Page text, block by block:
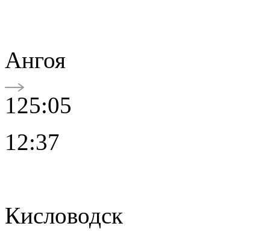
Ангоя
125:05
12:37
Кисловодск